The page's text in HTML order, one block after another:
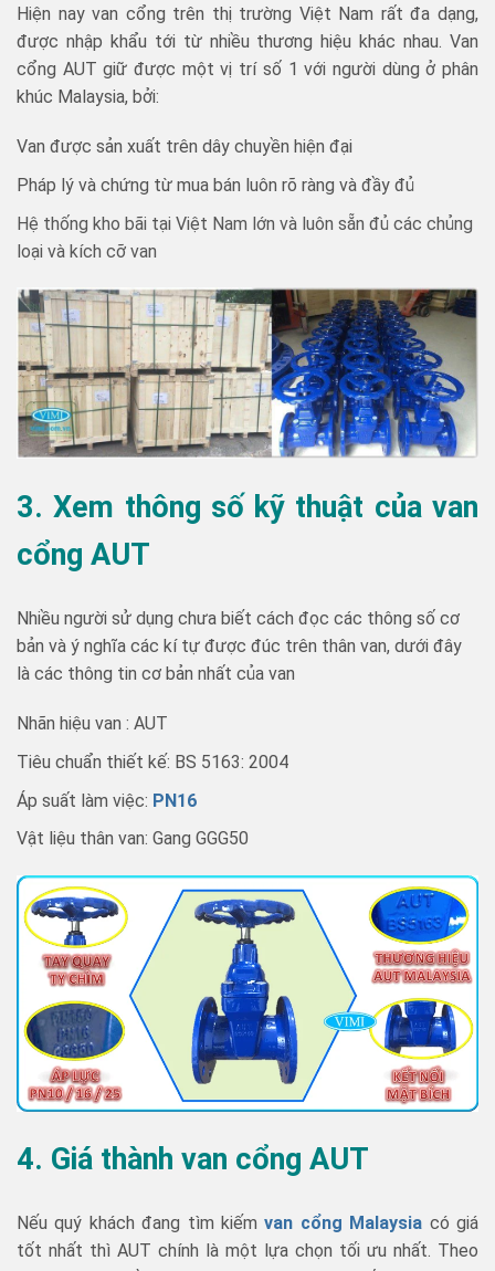
Hiện nay van cổng trên thị trường Việt Nam rất đa dạng,
được nhập khẩu tới từ nhiều thương hiệu khác nhau. Van
cổng AUT giữ được một vị trí số 1 với người dùng ở phân
khúc Malaysia, bởi:
Van được sản xuất trên dây chuyền hiện đại
Pháp lý và chứng từ mua bán luôn rõ ràng và đầy đủ
Hệ thống kho bãi tại Việt Nam lớn và luôn sẵn đủ các chủng
loại và kích cỡ van
3. Xem thông số kỹ thuật của van
cổng AUT
Nhiều người sử dụng chưa biết cách đọc các thông số cơ
bản và ý nghĩa các kí tự được đúc trên thân van, dưới đây
là các thông tin cơ bản nhất của van
Nhãn hiệu van : AUT
Tiêu chuẩn thiết kế: BS 5163: 2004
Áp suất làm việc: PN16
Vật liệu thân van: Gang GGG50
4. Giá thành van cổng AUT
Nếu quý khách đang tìm kiếmvan cổng Malaysia có giá
tốt nhất thì AUT chính là một lựa chọn tối ưu nhất. Theo